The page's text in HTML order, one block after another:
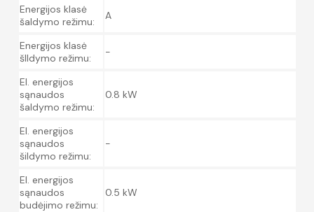
Energijos klasė
šaldymo režimu:
A
Energijos klasė
šIldymo režimu:
-
El. energijos
sąnaudos
šaldymo režimu:
0.8 kW
El. energijos
sąnaudos
šildymo režimu:
-
El. energijos
sąnaudos
budėjimo režimu:
0.5 kW